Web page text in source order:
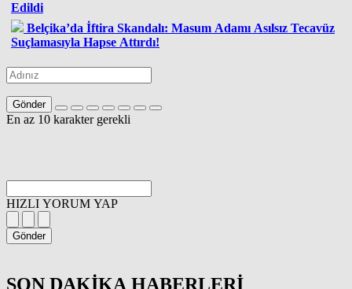
Edildi
Belçika’da İftira Skandalı: Masum Adamı Asılsız Tecavüz
Suçlamasıyla Hapse Attırdı!
Gönder
En az 10 karakter gerekli
HIZLI YORUM YAP
Gönder
SON DAKİKA HABERLERİ